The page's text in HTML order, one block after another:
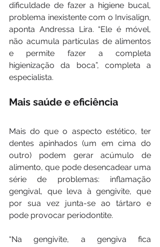
dificuldade de fazer a higiene bucal,
problema inexistente com o Invisalign,
aponta Andressa Lira. “Ele é móvel,
não acumula partículas de alimentos
e permite fazer a completa
higienização da boca”, completa a
especialista.
Mais saúde e eficiência
Mais do que o aspecto estético, ter
dentes apinhados (um em cima do
outro) podem gerar acúmulo de
alimento, que pode desencadear uma
série de problemas: inflamação
gengival, que leva à gengivite, que
por sua vez junta-se ao tártaro e
pode provocar periodontite.
“Na gengivite, a gengiva fica